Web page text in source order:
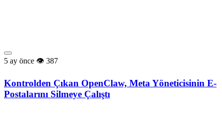
5 ay önce 387
Kontrolden Çıkan OpenClaw, Meta Yöneticisinin E-
Postalarını Silmeye Çalıştı